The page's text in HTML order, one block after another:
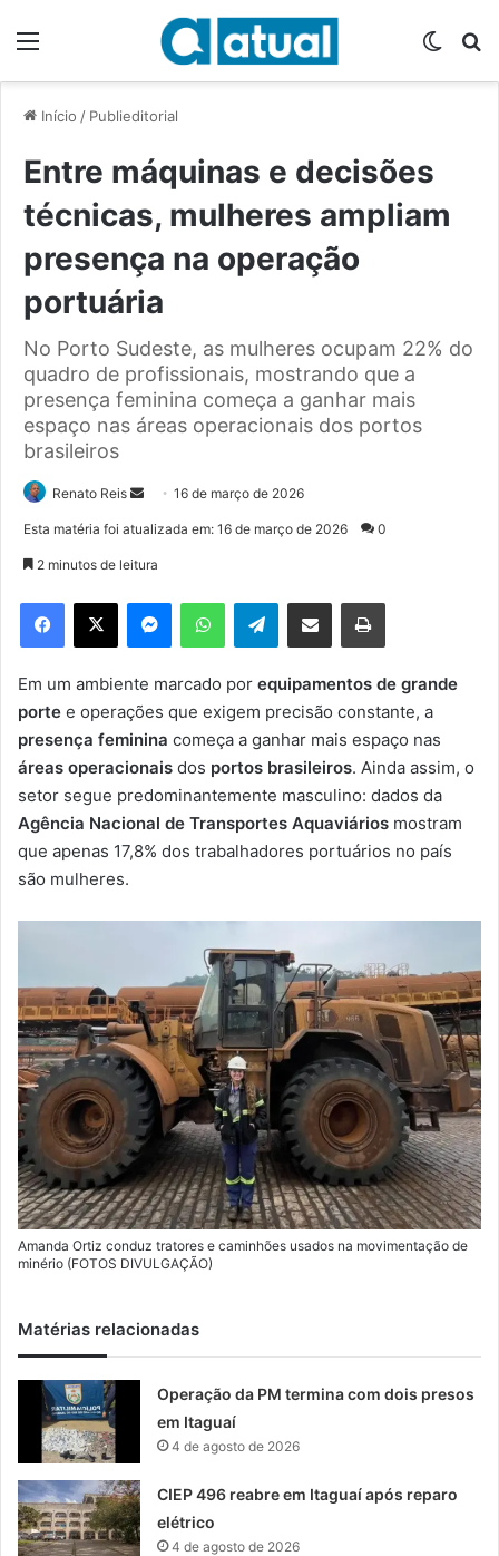
Início / Publieditorial
Entre máquinas e decisões
técnicas, mulheres ampliam
presença na operação
portuária
No Porto Sudeste, as mulheres ocupam 22% do
quadro de profissionais, mostrando que a
presença feminina começa a ganhar mais
espaço nas áreas operacionais dos portos
brasileiros
Renato Reis
d
e
u
m
e
-
m
a
16 de março de 2026
Esta matéria foi atualizada em: 16 de março de 2026 0
2 minutos de leitura
Telegram
Em um ambiente marcado por equipamentos de grande
porte e operações que exigem precisão constante, a
presença feminina começa a ganhar mais espaço nas
áreas operacionais dos portos brasileiros. Ainda assim, o
setor segue predominantemente masculino: dados da
Agência Nacional de Transportes Aquaviários mostram
que apenas 17,8% dos trabalhadores portuários no país
são mulheres.
Amanda Ortiz conduz tratores e caminhões usados na movimentação de
minério (FOTOS DIVULGAÇÃO)
Matérias relacionadas
Operação da PM termina com dois presos
em Itaguaí
4 de agosto de 2026
CIEP 496 reabre em Itaguaí após reparo
elétrico
4 de agosto de 2026